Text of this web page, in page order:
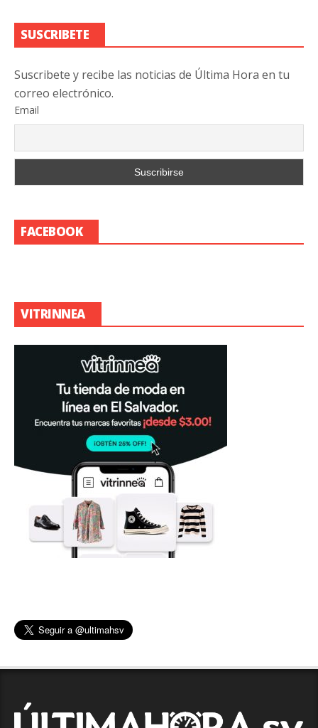
SUSCRIBETE
Suscribete y recibe las noticias de Última Hora en tu
correo electrónico.
Email
FACEBOOK
VITRINNEA